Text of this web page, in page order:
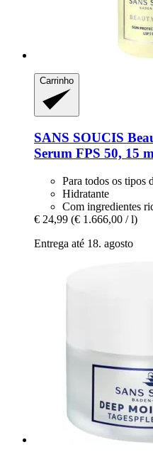
Carrinho
SANS SOUCIS
Serum FPS 50, 15
Para todos os tipos
Hidratante
Com ingredientes
€ 24,99 (€ 1.666,00 / l)
Entrega até 18. agosto